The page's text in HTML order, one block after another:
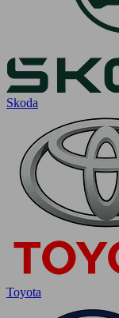
Skoda
Toyota